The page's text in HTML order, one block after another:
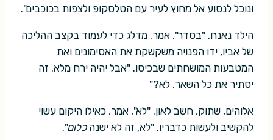
ונוכל לנסוע אל מחוץ לעיר עם הטלסקופ ולצפות בכוכבים".
הילד נאנח. "בסדר", אמר, מדלג כדי לעמוד בקצב ההליכה
של אביו, ידו הפנויה משקשקת את האסימונים ואת
המטבעות המושחתים שבכיסו. "אבל יהיה ירח מלא. זה
יסתיר את כל השאר, לא?"
אלוהים, שתוק, חשב לאון. "לא", אמר, כאילו היקום עשוי
להקשיב ולעשות כדבריו. "לא, זה לא ישנהכלום".